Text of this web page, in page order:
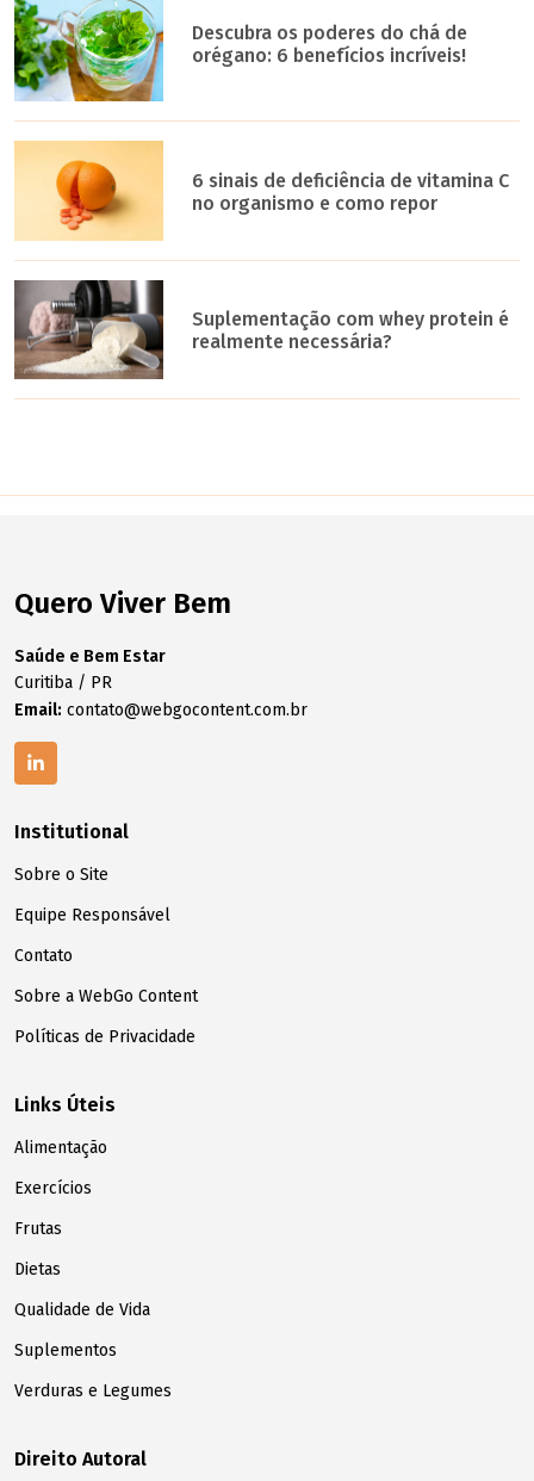
Descubra os poderes do chá de
orégano: 6 benefícios incríveis!
6 sinais de deficiência de vitamina C
no organismo e como repor
Suplementação com whey protein é
realmente necessária?
Quero Viver Bem
Saúde e Bem Estar
Curitiba / PR
Email: contato@webgocontent.com.br
Institutional
Sobre o Site
Equipe Responsável
Contato
Sobre a WebGo Content
Políticas de Privacidade
Links Úteis
Alimentação
Exercícios
Frutas
Dietas
Qualidade de Vida
Suplementos
Verduras e Legumes
Direito Autoral